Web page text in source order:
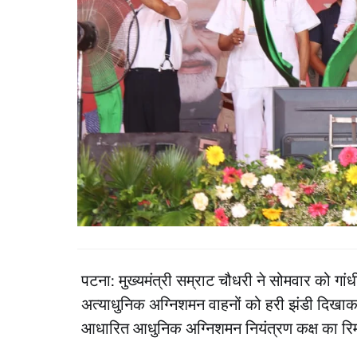
पटना: मुख्यमंत्री सम्राट चौधरी ने सोमवार को
अत्याधुनिक अग्निशमन वाहनों को हरी झंडी
आधारित आधुनिक अग्निशमन नियंत्रण कक्ष का